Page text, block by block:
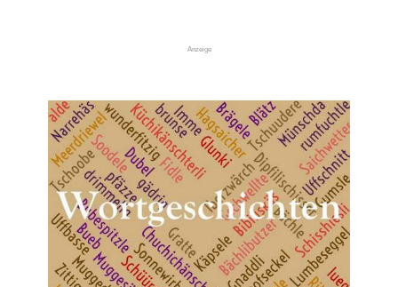
Anzeige